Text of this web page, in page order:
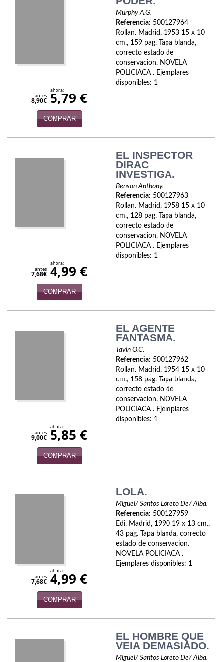
Novela histórica
Novela romántica
Otros idiomas
Religión
Murphy A.G.
Referencia: 500127964
Rollan. Madrid, 1953 15 x 10
cm., 159 pag. Tapa blanda,
correcto estado de
conservacion. NOVELA
POLICIACA . Ejemplares
disponibles: 1
antes
8,90€
ahora:
5,79 €
COMPRAR
EL INSPECTOR
DIRAC
INVESTIGA.
Benson Anthony.
Referencia: 500127963
Rollan. Madrid, 1958 15 x 10
cm., 128 pag. Tapa blanda,
correcto estado de
conservacion. NOVELA
POLICIACA . Ejemplares
disponibles: 1
antes
7,68€
ahora:
4,99 €
COMPRAR
EL AGENTE
FANTASMA.
Tavin O.C.
Referencia: 500127962
Rollan. Madrid, 1954 15 x 10
cm., 158 pag. Tapa blanda,
correcto estado de
conservacion. NOVELA
POLICIACA . Ejemplares
disponibles: 1
antes
9,00€
ahora:
5,85 €
COMPRAR
LOLA.
Miguel/ Santos Loreto De/ Alba.
Referencia: 500127959
Edi. Madrid, 1990 19 x 13 cm.,
43 pag. Tapa blanda, correcto
estado de conservacion.
NOVELA POLICIACA .
Ejemplares disponibles: 1
antes
7,68€
ahora:
4,99 €
COMPRAR
EL HOMBRE QUE
VEIA DEMASIADO.
Miguel/ Santos Loreto De/ Alba.